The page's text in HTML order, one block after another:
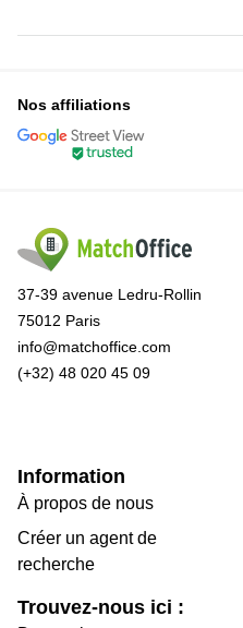
Nos affiliations
37-39 avenue Ledru-Rollin
75012 Paris
info@matchoffice.com
(+32) 48 020 45 09
Information
À propos de nous
Créer un agent de
recherche
Trouvez-nous ici :